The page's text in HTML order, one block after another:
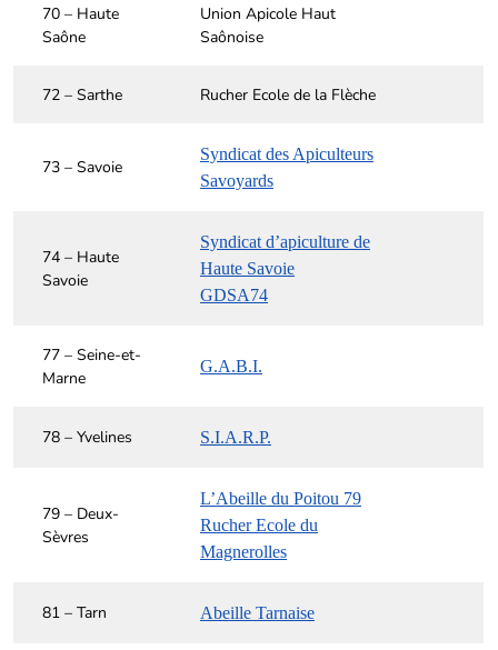
70 – Haute
Saône
Union Apicole Haut
Saônoise
72 – Sarthe Rucher Ecole de la Flèche
73 – Savoie
Syndicat des Apiculteurs
Savoyards
74 – Haute
Savoie
Syndicat d’apiculture de
Haute Savoie
GDSA74
77 – Seine-et-
Marne
G.A.B.I.
78 – Yvelines S.I.A.R.P.
79 – Deux-
Sèvres
L’Abeille du Poitou 79
Rucher Ecole du
Magnerolles
81 – Tarn Abeille Tarnaise